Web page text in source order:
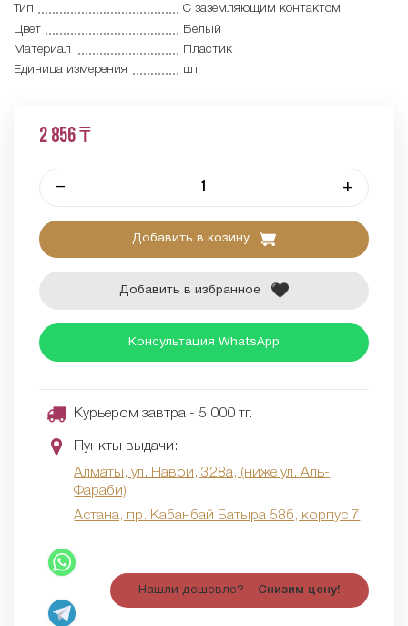
Тип
С заземляющим контактом
Цвет
Белый
Материал
Пластик
Единица измерения
шт
2 856 ₸
– +
Добавить в козину
Добавить в избранное
Консультация WhatsApp
Курьером завтра - 5 000 тг.
Пункты выдачи:
Алматы, ул. Навои, 328а, (ниже ул. Аль-
Фараби)
Астана, пр. Кабанбай Батыра 58б, корпус 7
Нашли дешевле? – Снизим цену!